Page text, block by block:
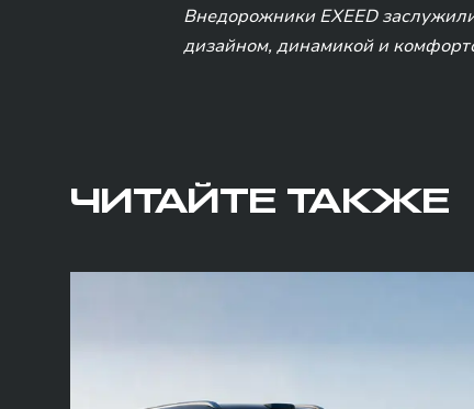
Внедорожники EXEED
дизайном, динамикой и
ЧИТАЙТЕ ТАКЖЕ